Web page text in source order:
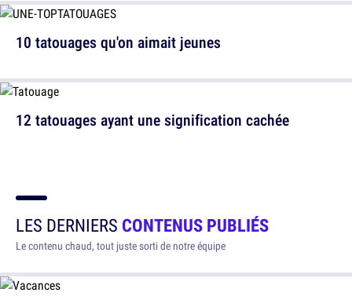
12 tatouages ayant une signification cachée
10 tatouages qu'on aimait jeunes
LES DERNIERS CONTENUS PUBLIÉS
Le contenu chaud, tout juste sorti de notre équipe